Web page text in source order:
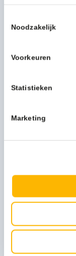
Noodzakelijk
Voorkeuren
Statistieken
Marketing
Afmeting 24,7 x
Merk
Kleur
Stel een
Bijpassende